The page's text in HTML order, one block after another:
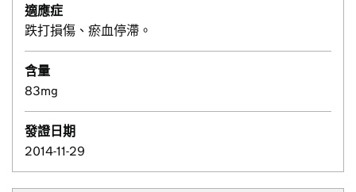
適應症
跌打損傷、瘀血停滯。
含量
83mg
發證日期
2014-11-29